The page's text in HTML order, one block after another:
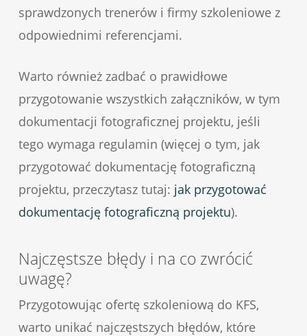
sprawdzonych trenerów i firmy szkoleniowe z
odpowiednimi referencjami.
Warto również zadbać o prawidłowe
przygotowanie wszystkich załączników, w tym
dokumentacji fotograficznej projektu, jeśli
tego wymaga regulamin (więcej o tym, jak
przygotować dokumentację fotograficzną
projektu, przeczytasz tutaj: jak przygotować
dokumentację fotograficzną projektu).
Najczęstsze błędy i na co zwrócić
uwagę?
Przygotowując ofertę szkoleniową do KFS,
warto unikać najczęstszych błędów, które